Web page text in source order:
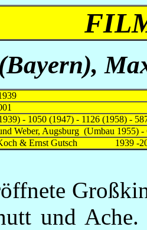
- 1050 (1947) - 1126 (1958) -
Weber, Augsburg (Umbau 1955)
& Ernst Gutsch 1939 -
und